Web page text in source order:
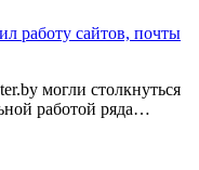
работу сайтов, почты
могли столкнуться
работой ряда…